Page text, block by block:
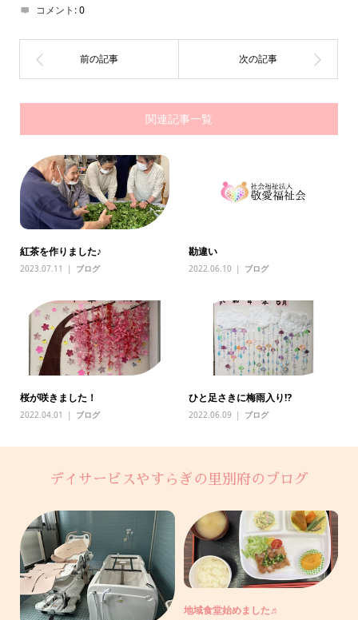
コメント:0
関連記事一覧
紅茶を作りました♪
2023.07.11 ブログ
勘違い
2022.06.10 ブログ
桜が咲きました！
2022.04.01 ブログ
ひと足さきに梅雨入り⁉️
2022.06.09 ブログ
デイサービスやすらぎの里別府のブログ
地域食堂始めました♬